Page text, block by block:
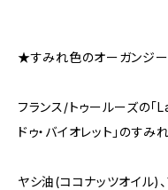
★すみれ色のオーガンジー
フランス/トゥールーズの
ドゥ・バイオレット」のすみ
ヤシ油(ココナッツオイル)